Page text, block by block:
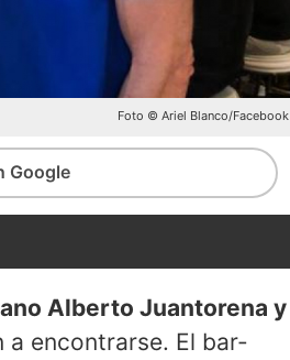
Foto © Ariel Blanco/Facebook
Google
Alberto Juantorena y
a encontrarse. El bar-